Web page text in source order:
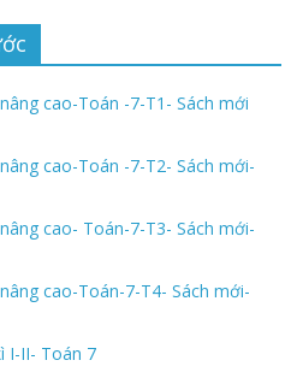
cao-Toán -7-T1- Sách mới
cao-Toán -7-T2- Sách mới-
cao- Toán-7-T3- Sách mới-
cao-Toán-7-T4- Sách mới-
I-II- Toán 7